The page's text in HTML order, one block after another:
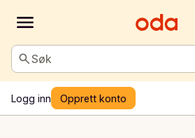
Søk
Logg inn Opprett konto